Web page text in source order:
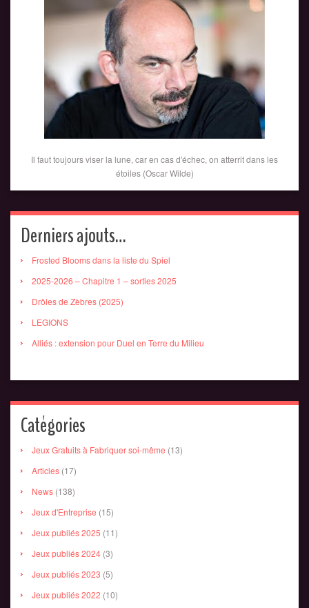
Il faut toujours viser la lune, car en cas d'échec, on atterrit dans les
étoiles (Oscar Wilde)
Derniers ajouts…
Frosted Blooms dans la liste du Spiel
2025-2026 – Chapitre 1 – sorties 2025
Drôles de Zèbres (2025)
LEGIONS
Alliés : extension pour Duel en Terre du Milieu
Catégories
Jeux Gratuits à Fabriquer soi-même (13)
Articles (17)
News (138)
Jeux d'Entreprise (15)
Jeux publiés 2025 (11)
Jeux publiés 2024 (3)
Jeux publiés 2023 (5)
Jeux publiés 2022 (10)